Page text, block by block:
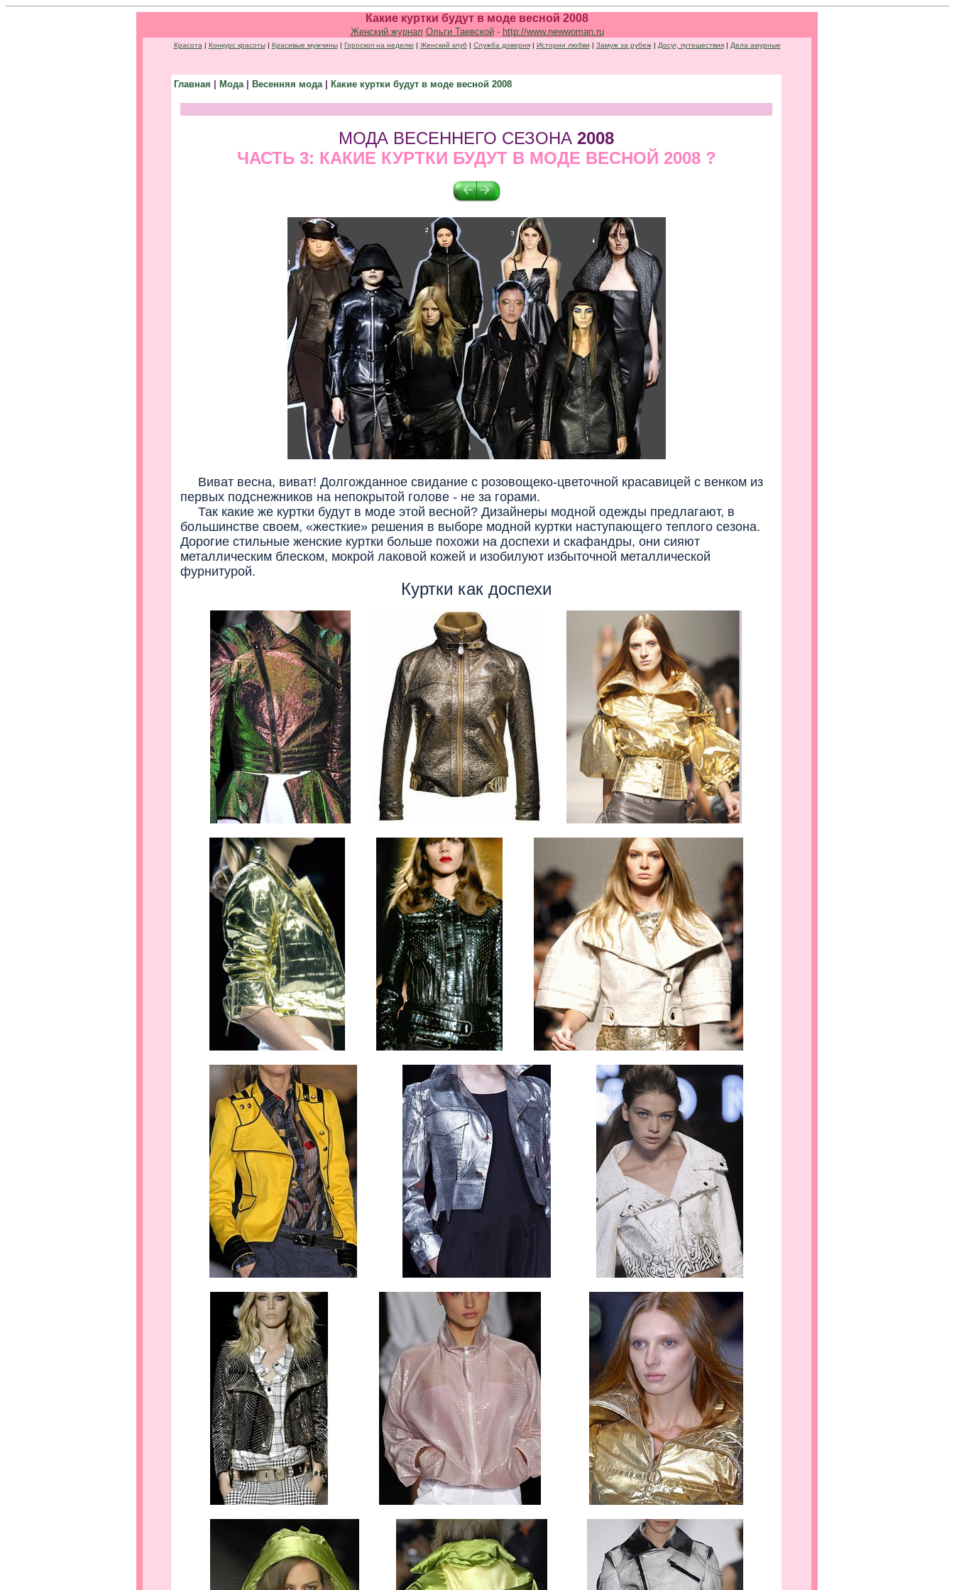
Какие куртки будут в моде весной 2008
Женский журнал Ольги Таевской- http://www.newwoman.ru
Красота | Конкурс красоты| Красивые мужчины| Гороскоп на неделю | Женский клуб| Служба доверия| Истории любви | Замуж за рубеж| Досуг, путешествия| Дела амурные
Главная Мода| Весенняя мода| Какие куртки будут в моде весной 2008
МОДА ВЕСЕННЕГО СЕЗОНА 2008
ЧАСТЬ 3: КАКИЕ КУРТКИ БУДУТ В МОДЕ ВЕСНОЙ 2008 ?
Виват весна, виват! Долгожданное свидание с розовощеко-цветочной красавицей с венком из
первых подснежников на непокрытой голове - не за горами.
Так какие же куртки будут в моде этой весной? Дизайнеры модной одежды предлагают, в
большинстве своем, «жесткие» решения в выборе модной куртки наступающего теплого сезона.
Дорогие стильные женские куртки больше похожи на доспехи и скафандры, они сияют
металлическим блеском, мокрой лаковой кожей и изобилуют избыточной металлической
фурнитурой.
Куртки как доспехи
........